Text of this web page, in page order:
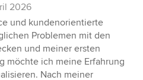
2026
und kundenorientierte
Problemen mit den
und meiner ersten
möchte ich meine Erfahrung
Nach meiner